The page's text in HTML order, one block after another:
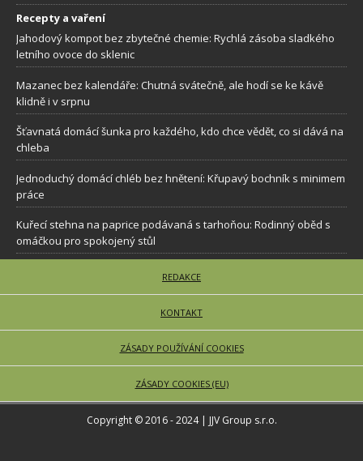
Recepty a vaření
Jahodový kompot bez zbytečné chemie: Rychlá zásoba sladkého
letního ovoce do sklenic
Mazanec bez kalendáře: Chutná svátečně, ale hodí se ke kávě
klidně i v srpnu
Šťavnatá domácí šunka pro každého, kdo chce vědět, co si dává na
chleba
Jednoduchý domácí chléb bez hnětení: Křupavý bochník s minimem
práce
Kuřecí stehna na paprice podávaná s tarhoňou: Rodinný oběd s
omáčkou pro spokojený stůl
REDAKCE
KONTAKT
ZÁSADY POUŽÍVÁNÍ COOKIES
ZÁSADY COOKIES (EU)
Copyright © 2016 - 2024 | JJV Group s.r.o.